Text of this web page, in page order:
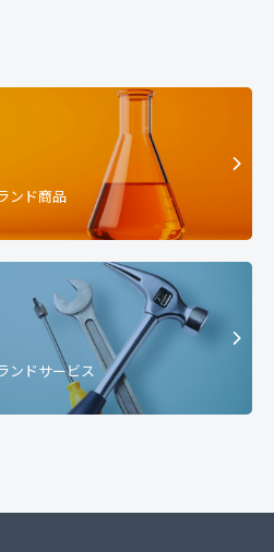
ンド商品
ンドサービス